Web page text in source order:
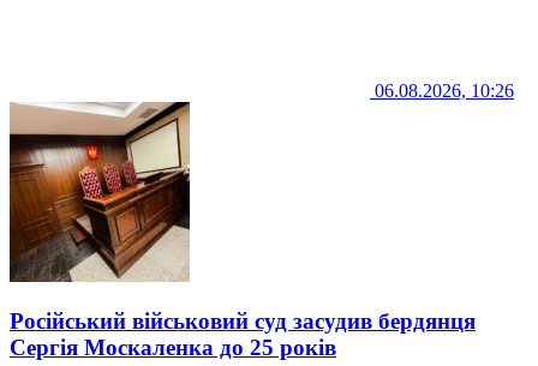
06.08.2026, 10:26
Російський військовий суд засудив бердянця
Сергія Москаленка до 25 років